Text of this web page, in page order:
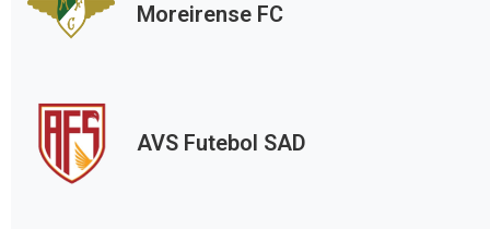
Moreirense FC
AVS Futebol SAD